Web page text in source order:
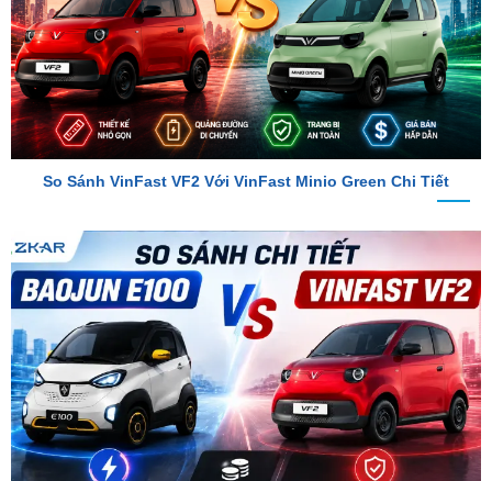
So Sánh VinFast VF2 Với VinFast Minio Green Chi Tiết
So Sánh Chi Tiết Baojun E100 Và VinFast VF2